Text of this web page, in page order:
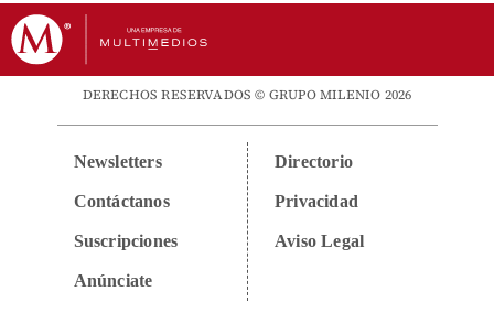
DERECHOS RESERVADOS © GRUPO MILENIO 2026
Newsletters
Contáctanos
Suscripciones
Anúnciate
Directorio
Privacidad
Aviso Legal